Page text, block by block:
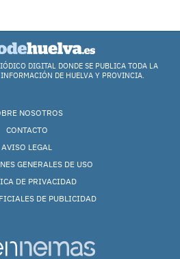
DIGITAL DONDE SE PUBLICA TODA LA
DE HUELVA Y PROVINCIA.
NOSOTROS
CONTACTO
AVISO LEGAL
GENERALES DE USO
DE PRIVACIDAD
DE PUBLICIDAD